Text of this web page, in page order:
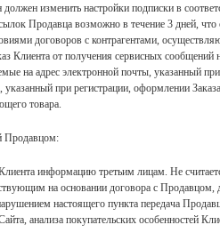
изменить настройки подписки в
Продавца возможно в течение 3 дней,
договоров с контрагентами,
Клиента от получения сервисных сообщений
на адрес электронной почты, указанный
при регистрации, оформлении
товара.
Продавцом:
информацию третьим лицам. Не
на основании договора с Продавцом,
настоящего пункта передача
анализа покупательских особенностей